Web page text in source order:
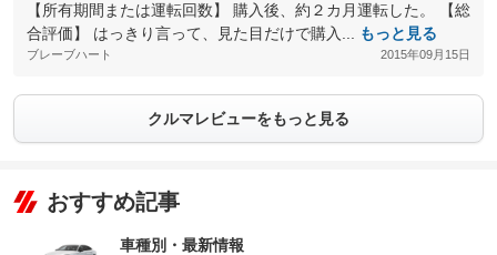
【所有期間または運転回数】 購入後、約２カ月運転した。 【総
合評価】 はっきり言って、見た目だけで購入...
もっと見る
ブレーブハート 2015年09月15日
クルマレビューをもっと見る
おすすめ記事
車種別・最新情報